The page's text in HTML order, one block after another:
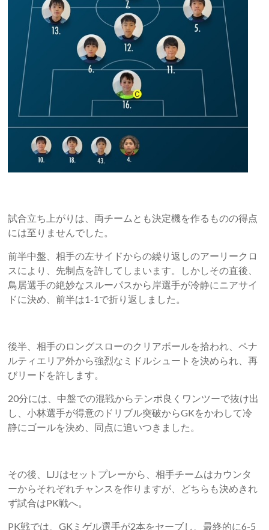
試合立ち上がりは、両チームとも決定機を作るものの得点
には至りませんでした。
前半中盤、相手の左サイドからの繰り返しのアーリークロ
スにより、先制点を許してしまいます。しかしその直後、
鳥居選手の絶妙なスルーパスから岸選手が冷静にニアサイ
ドに決め、前半は1-1で折り返しました。
後半、相手のロングスローのクリアボールを拾われ、ペナ
ルティエリア外から強烈なミドルシュートを決められ、再
びリードを許します。
20分には、中盤での混戦からテンポ良くワンツーで抜け出
し、小林選手が得意のドリブル突破からGKをかわして冷
静にゴールを決め、同点に追いつきました。
その後、LJJはセットプレーから、相手チームはカウンタ
ーからそれぞれチャンスを作りますが、どちらも決めきれ
ず試合はPK戦へ。
PK戦では、GKミゲル選手が2本をセーブし、最終的に6-5